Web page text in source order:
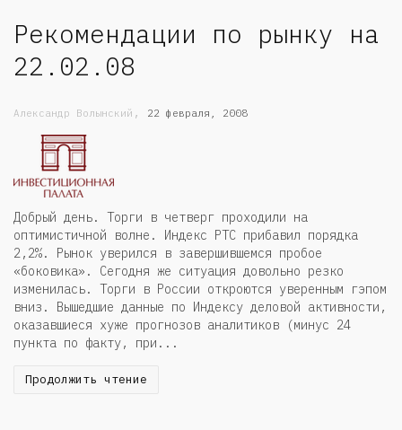
Рекомендации по рынку на
22.02.08
Александр Волынский , 22 февраля, 2008
Добрый день. Торги в четверг проходили на
оптимистичной волне. Индекс РТС прибавил порядка
2,2%. Рынок уверился в завершившемся пробое
«боковика». Сегодня же ситуация довольно резко
изменилась. Торги в России откроются уверенным гэпом
вниз. Вышедшие данные по Индексу деловой активности,
оказавшиеся хуже прогнозов аналитиков (минус 24
пункта по факту, при...
Продолжить чтение